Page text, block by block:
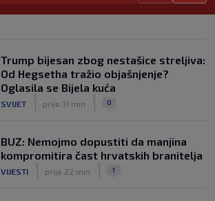
Vatreni u Cityju sve bolji: ‘Kovačić
SK prije 4 h
Luis Figo žestoko prozvao Infantina:
‘Najniže, najlopovskije i kukavički
sebično ponašanje. Mora otići!’
Trump bijesan zbog nestašice streljiva:
Od Hegsetha tražio objašnjenje?
Oglasila se Bijela kuća
SVIJET prije 11 min 0
BUZ: Nemojmo dopustiti da manjina
kompromitira čast hrvatskih branitelja
VIJESTI prije 22 min 1